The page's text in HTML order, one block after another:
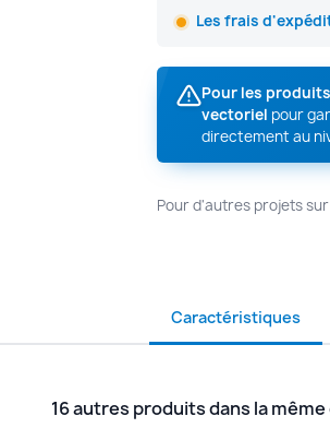
Les frais
Pour les
vectoriel pour
directement au
Pour d'autres projets
Caractéristiques
16 autres produits dans la